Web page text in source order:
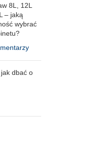
8L, 12L
– jaką
wybrać
dbać o